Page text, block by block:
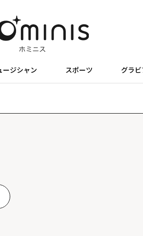
ージシャン スポーツ グラ